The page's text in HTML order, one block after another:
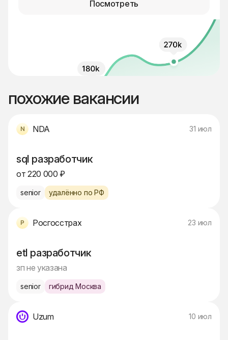
Посмотреть
похожие вакансии
NDA 31 июл
sql разработчик
от 220 000 ₽
senior удалённо по РФ
Росгосстрах 23 июл
etl разработчик
зп не указана
senior гибрид Москва
Uzum 10 июл